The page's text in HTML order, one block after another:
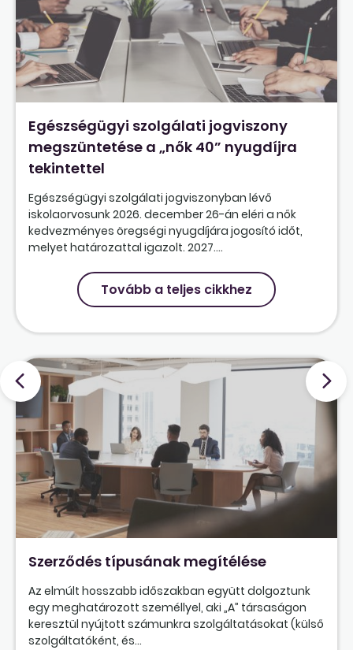
Egészségügyi szolgálati jogviszony
megszüntetése a „nők 40” nyugdíjra
tekintettel
Egészségügyi szolgálati jogviszonyban lévő
iskolaorvosunk 2026. december 26-án eléri a nők
kedvezményes öregségi nyugdíjára jogosító időt,
melyet határozattal igazolt. 2027....
Tovább a teljes cikkhez
Szerződés típusának megítélése
Az elmúlt hosszabb időszakban együtt dolgoztunk
egy meghatározott személlyel, aki „A” társaságon
keresztül nyújtott számunkra szolgáltatásokat (külső
szolgáltatóként, és...